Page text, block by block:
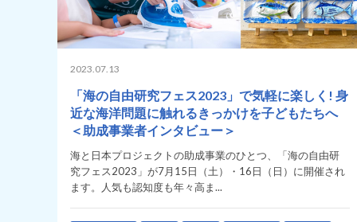
2023.07.13
「海の自由研究フェス2023」で気軽に楽しく! 身
近な海洋問題に触れるきっかけを子どもたちへ
＜助成事業者インタビュー＞
海と日本プロジェクトの助成事業のひとつ、「海の自由研
究フェス2023」が7月15日（土）・16日（日）に開催され
ます。人気も認知度も年々高ま...